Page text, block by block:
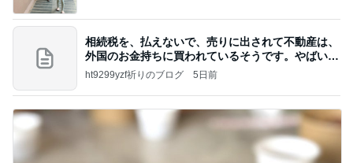
相続税を、払えないで、売りに出されて不動産は、
外国のお金持ちに買われているそうです。やばいで
すよ
ht9299yzf祈りのブログ 5日前